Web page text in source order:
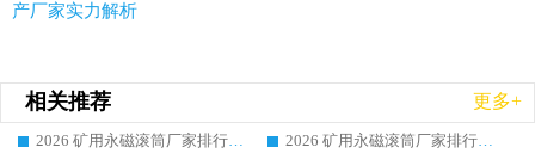
产厂家实力解析
相关推荐 更多+
2026 矿用永磁滚筒厂家排行榜选购干货指南 行业口碑标杆华体会手机网页版-华体会(中国) 实力出众
2026 矿用永磁滚筒厂家排行榜选购指南，行业口碑领域强者华体会手机网页版-华体会(中国)